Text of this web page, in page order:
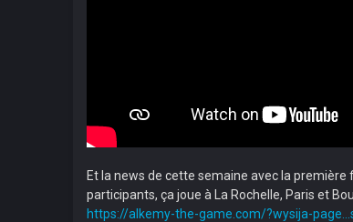
Et la news de cette semaine avec la première
participants, ça joue à La Rochelle, Paris et
https://alkemy-the-game.com/?wysija-